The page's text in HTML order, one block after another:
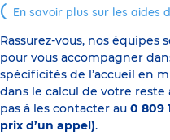
En savoir plus sur les aides
Rassurez-vous, nos équipes
pour vous accompagner
spécificités de l’accueil en
dans le calcul de votre reste
pas à les contacter au 0 809
prix d’un appel).